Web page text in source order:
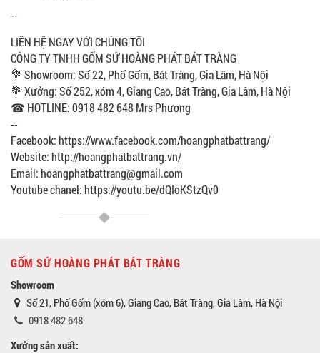
--
LIÊN HỆ NGAY VỚI CHÚNG TÔI
CÔNG TY TNHH GỐM SỨ HOÀNG PHÁT BÁT TRÀNG
💐 Showroom: Số 22, Phố Gốm, Bát Tràng, Gia Lâm, Hà Nội
💐 Xưởng: Số 252, xóm 4, Giang Cao, Bát Tràng, Gia Lâm, Hà Nội
☎ HOTLINE: 0918 482 648 Mrs Phương
--
Facebook: https://www.facebook.com/hoangphatbattrang/
Website: http://hoangphatbattrang.vn/
Email: hoangphatbattrang@gmail.com
Youtube chanel: https://youtu.be/dQIoKStzQv0
GỐM SỨ HOÀNG PHÁT BÁT TRÀNG
Showroom
Số 21, Phố Gốm (xóm 6), Giang Cao, Bát Tràng, Gia Lâm, Hà Nội
0918 482 648
Xưởng sản xuất: